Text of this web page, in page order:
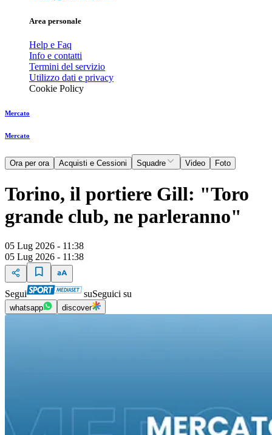
Area personale
Help e Faq
Info e contatti
Termini del servizio
Utilizzo dati e privacy
Cookie Policy
Mercato
Mercato
Ora per ora Acquisti e Cessioni Squadre Video Foto
Torino, il portiere Gill: "Toro
grande club, ne parleranno"
05 Lug 2026 - 11:38
05 Lug 2026 - 11:38
Segui suSeguici su
whatsapp discover